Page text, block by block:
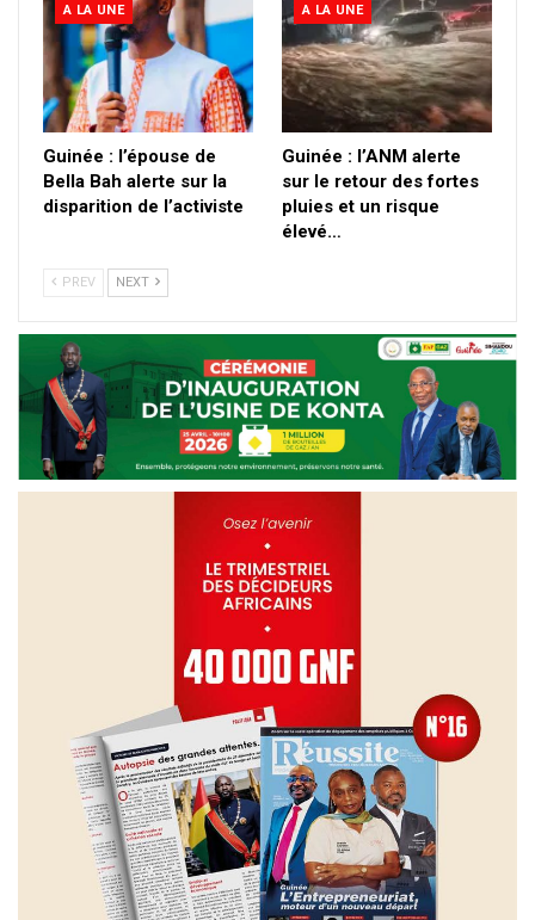
A LA UNE
Guinée : l’épouse de
Bella Bah alerte sur la
disparition de l’activiste
A LA UNE
Guinée : l’ANM alerte
sur le retour des fortes
pluies et un risque
élevé…
PREV NEXT